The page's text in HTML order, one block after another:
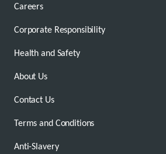
Careers
Corporate Responsibility
Health and Safety
About Us
Contact Us
Terms and Conditions
Anti-Slavery